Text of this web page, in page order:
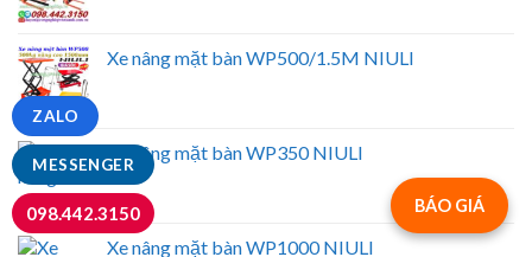
Xe nâng mặt bàn WP500/1.5M NIULI
Xe nâng mặt bàn WP350 NIULI
Xe nâng mặt bàn WP1000 NIULI
BÁO GIÁ
MESSENGER
ZALO
098.442.3150